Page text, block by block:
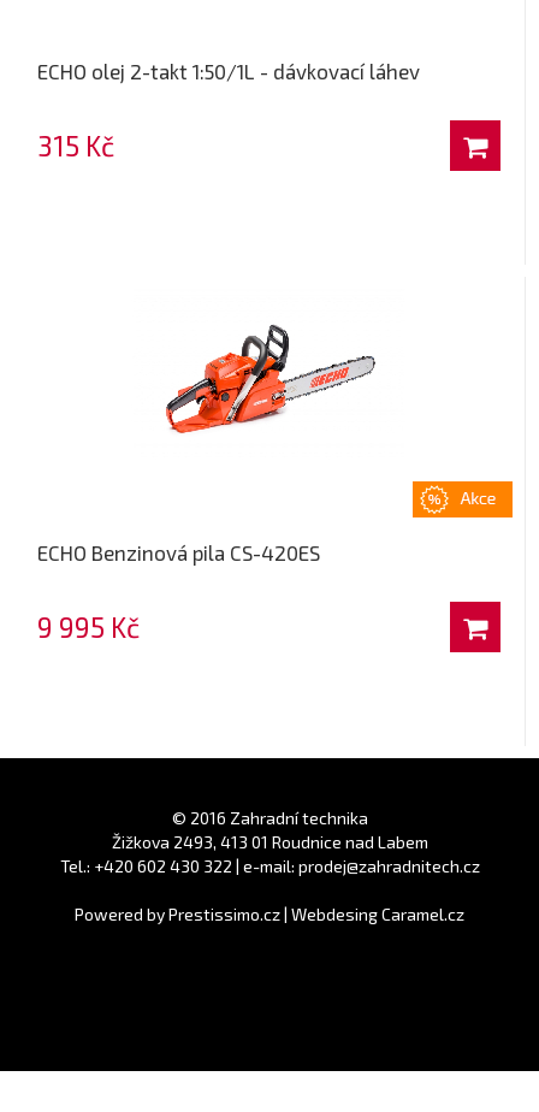
ECHO olej 2-takt 1:50/1L - dávkovací láhev
315 Kč
ECHO Benzinová pila CS-420ES
9 995 Kč
© 2016 Zahradní technika
Žižkova 2493, 413 01 Roudnice nad Labem
Tel.: +420 602 430 322 | e-mail: prodej@zahradnitech.cz
Powered byPrestissimo.cz| Webdesing Caramel.cz